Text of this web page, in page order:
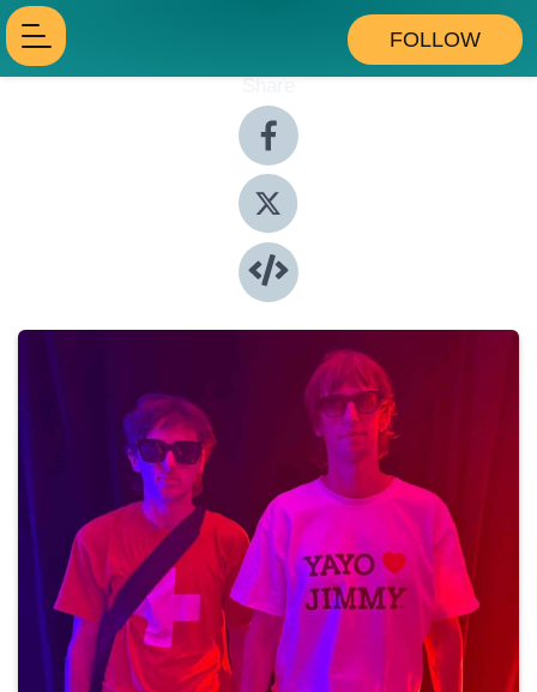
FOLLOW
Share